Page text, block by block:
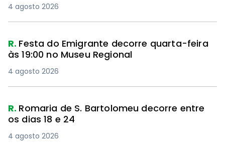
4 agosto 2026
R. Festa do Emigrante decorre quarta-feira
às 19:00 no Museu Regional
4 agosto 2026
R. Romaria de S. Bartolomeu decorre entre
os dias 18 e 24
4 agosto 2026